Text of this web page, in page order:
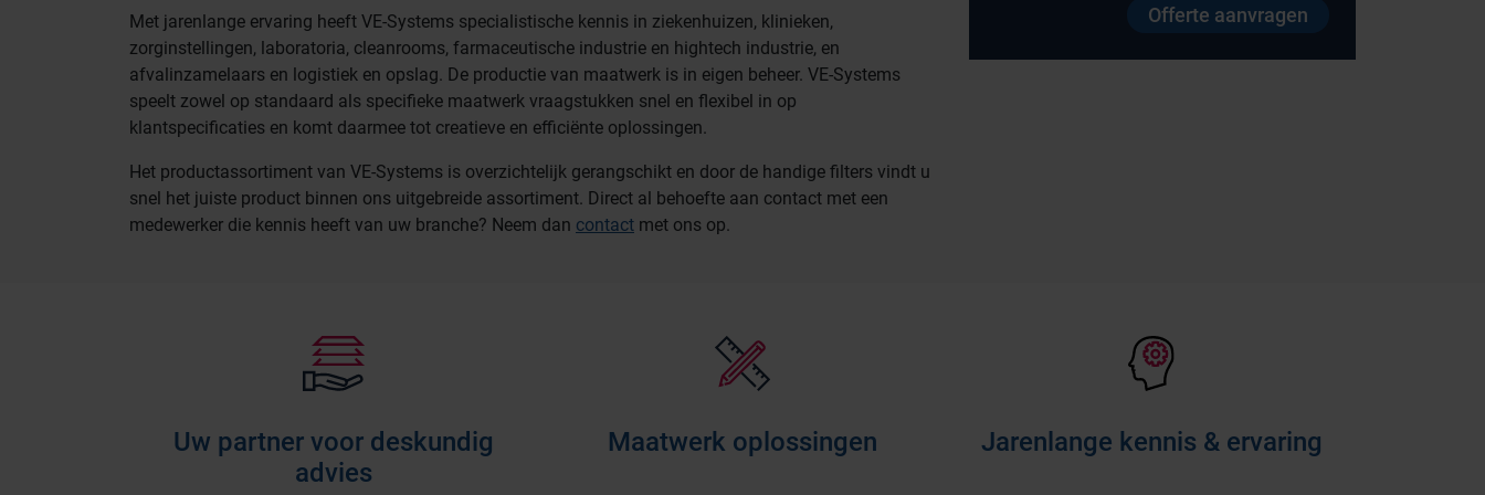
Met jarenlange ervaring heeft VE-Systems specialistische kennis in ziekenhuizen, klinieken,
zorginstellingen, laboratoria, cleanrooms, farmaceutische industrie en hightech industrie, en
afvalinzamelaars en logistiek en opslag. De productie van maatwerk is in eigen beheer. VE-Systems
speelt zowel op standaard als specifieke maatwerk vraagstukken snel en flexibel in op
klantspecificaties en komt daarmee tot creatieve en efficiënte oplossingen.
Het productassortiment van VE-Systems is overzichtelijk gerangschikt en door de handige filters vindt u
snel het juiste product binnen ons uitgebreide assortiment. Direct al behoefte aan contact met een
medewerker die kennis heeft van uw branche? Neem dan contact met ons op.
Offerte aanvragen
Uw partner voor deskundig
advies
Maatwerk oplossingen Jarenlange kennis & ervaring